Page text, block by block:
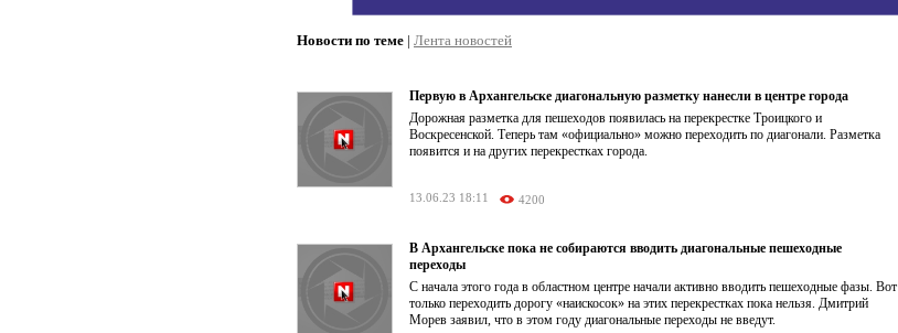
Новости по теме | Лента новостей
Первую в Архангельске диагональную разметку нанесли в центре города
Дорожная разметка для пешеходов появилась на перекрестке Троицкого и
Воскресенской. Теперь там «официально» можно переходить по диагонали. Разметка
появится и на других перекрестках города.
13.06.23 18:11 4200
В Архангельске пока не собираются вводить диагональные пешеходные
переходы
С начала этого года в областном центре начали активно вводить пешеходные фазы. Вот
только переходить дорогу «наискосок» на этих перекрестках пока нельзя. Дмитрий
Морев заявил, что в этом году диагональные переходы не введут.